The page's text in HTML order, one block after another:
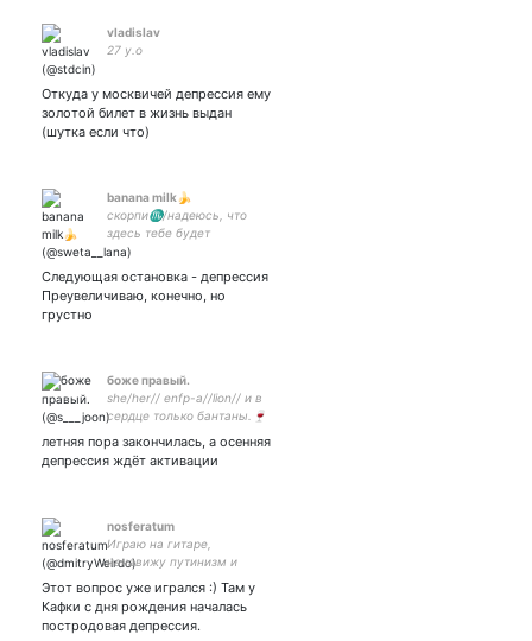
vladislav
27 y.o
Откуда у москвичей депрессия ему
золотой билет в жизнь выдан
(шутка если что)
banana milk🍌
скорпи♏/надеюсь, что
здесь тебе будет
комфортно, мяу~ 🤍 мои
Следующая остановка - депрессия
Преувеличиваю, конечно, но
грустно
боже правый.
she/her// enfp-a//lion// и в
сердце только бантаны.🍷
летняя пора закончилась, а осенняя
депрессия ждёт активации
nosferatum
Играю на гитаре,
ненавижу путинизм и
совок. Россия — это
Рахманинов, Чайковский,
Бунин, но никак не
текущее правительство.
Этот вопрос уже игрался :) Там у
Кафки с дня рождения началась
постродовая депрессия.